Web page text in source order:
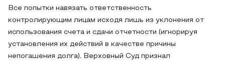
Все попытки навязать ответственность
контролирующим лицам исходя лишь из уклонения от
использования счета и сдачи отчетности (игнорируя
установления их действий в качестве причины
непогашения долга), Верховный Суд признал